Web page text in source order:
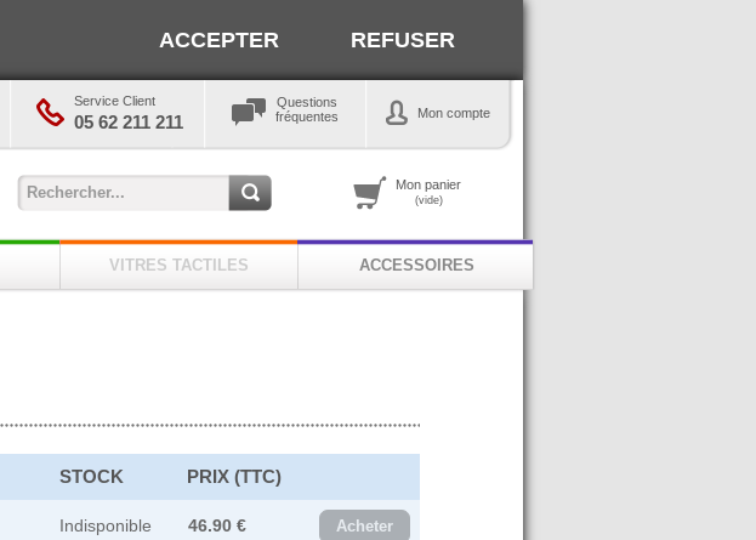
ACCEPTER REFUSER
Service Client
05 62 211 211
Questions
fréquentes
Mon compte
Mon panier
(vide)
VITRES TACTILES ACCESSOIRES
STOCK PRIX (TTC)
Indisponible 46.90 € Acheter